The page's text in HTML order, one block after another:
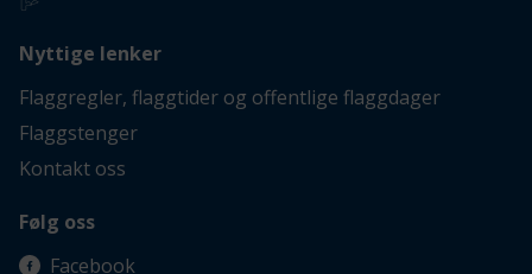
Nyttige lenker
Flaggregler, flaggtider og offentlige flaggdager
Flaggstenger
Kontakt oss
Følg oss
Facebook